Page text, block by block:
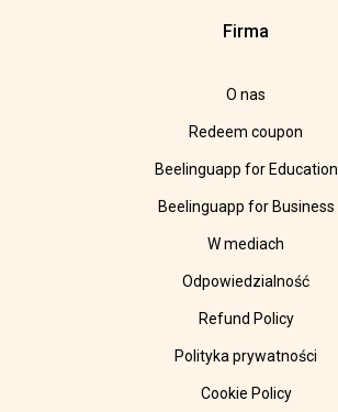
Firma
O nas
Redeem coupon
Beelinguapp for Education
Beelinguapp for Business
W mediach
Odpowiedzialność
Refund Policy
Polityka prywatności
Cookie Policy